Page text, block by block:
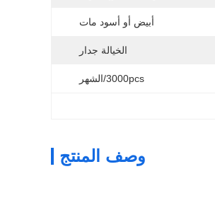
أبيض أو أسود مات
الخيالة جدار
3000pcs/الشهر
وصف المنتج